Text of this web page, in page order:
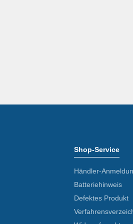
Shop-Service
Händler-
Batteriehinweis
Defektes Produkt